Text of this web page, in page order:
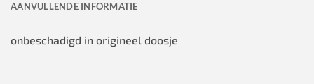
AANVULLENDE INFORMATIE
onbeschadigd in origineel doosje